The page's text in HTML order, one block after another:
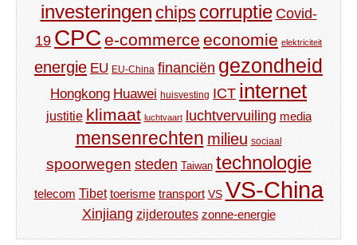
investeringen chips corruptie Covid-
19 CPC e-commerce economie elektriciteit
energie EU EU-China financiën gezondheid
Hongkong Huawei huisvesting ICT internet
justitie klimaat luchtvaart luchtvervuiling media
mensenrechten milieu sociaal
spoorwegen steden Taiwan technologie
telecom Tibet toerisme transport VS VS-China
Xinjiang zijderoutes zonne-energie